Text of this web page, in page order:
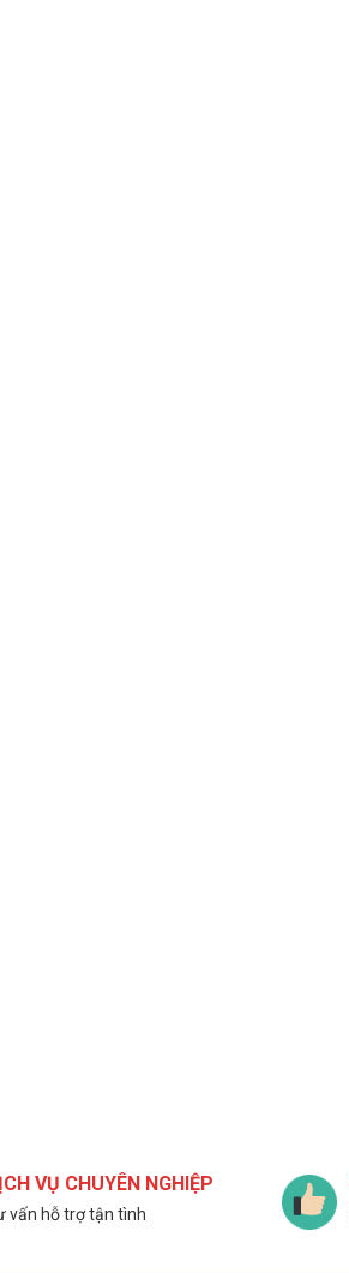
VỤ CHUYÊN NGHIỆP
vấn hỗ trợ tận tình